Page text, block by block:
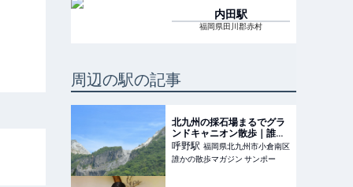
内田駅
福岡県田川郡赤村
周辺の駅の記事
北九州の採石場まるでグラ
ンドキャニオン散歩｜誰か
の散歩マガジン サンポー
呼野駅 福岡県北九州市小倉南区
誰かの散歩マガジン サンポー